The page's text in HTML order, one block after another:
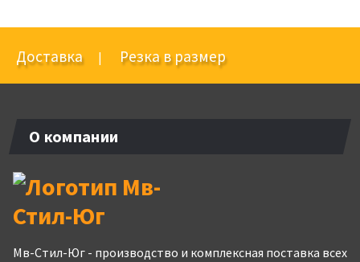
Доставка| Резка в размер
О компании
Мв-Стил-Юг - производство и комплексная поставка всех